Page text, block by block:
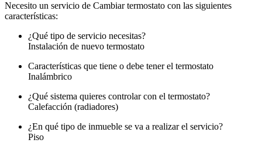
Necesito un servicio de Cambiar termostato con las siguientes
características:
¿Qué tipo de servicio necesitas?
Instalación de nuevo termostato
Características que tiene o debe tener el termostato
Inalámbrico
¿Qué sistema quieres controlar con el termostato?
Calefacción (radiadores)
¿En qué tipo de inmueble se va a realizar el servicio?
Piso